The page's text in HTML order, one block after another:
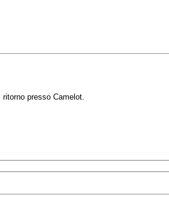
presso Camelot.